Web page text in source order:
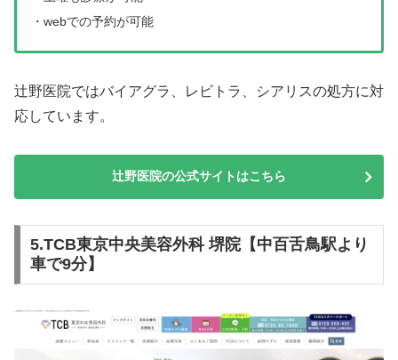
・webでの予約が可能
辻野医院ではバイアグラ、レビトラ、シアリスの処方に対
応しています。
辻野医院の公式サイトはこちら
5.TCB東京中央美容外科 堺院【中百舌鳥駅より
車で9分】